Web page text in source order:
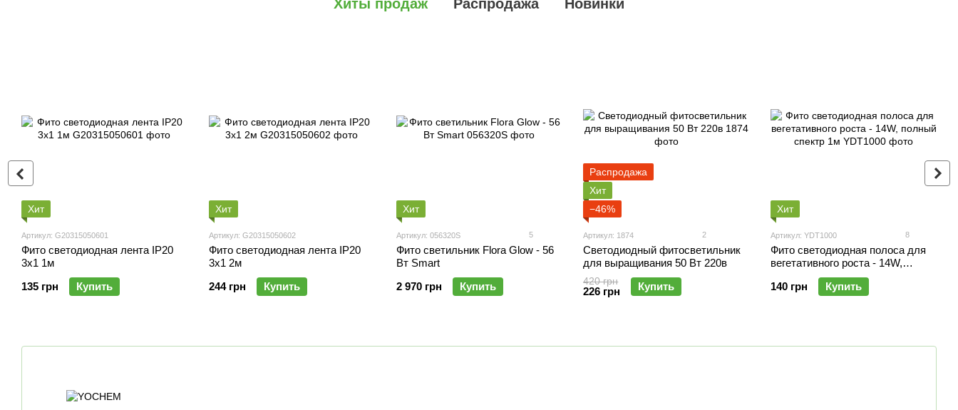
Хиты продаж Распродажа Новинки
Хит
Артикул: G20315050601
Фито светодиодная лента IP20
3x1 1м
135 грн
Купить
Хит
Артикул: G20315050602
Фито светодиодная лента IP20
3x1 2м
244 грн
Купить
Хит
Артикул: 056320S 5
Фито светильник Flora Glow - 56
Вт Smart
2 970 грн
Купить
Распродажа
Хит
−46%
Артикул: 1874 2
Светодиодный фитосветильник
для выращивания 50 Вт 220в
420 грн
226 грн Купить
Хит
Артикул: YDT1000 8
Фито светодиодная полоса для
вегетативного роста - 14W,
полный спектр 1м
140 грн
Купить